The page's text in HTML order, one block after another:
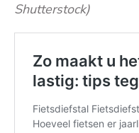
Shutterstock)